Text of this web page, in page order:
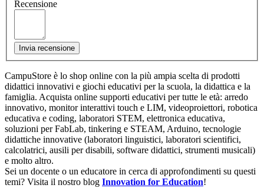
Recensione
Invia recensione
CampuStore è lo shop online con la più ampia scelta di prodotti
didattici innovativi e giochi educativi per la scuola, la didattica e la
famiglia. Acquista online supporti educativi per tutte le età: arredo
innovativo, monitor interattivi touch e LIM, videoproiettori, robotica
educativa e coding, laboratori STEM, elettronica educativa,
soluzioni per FabLab, tinkering e STEAM, Arduino, tecnologie
didattiche innovative (laboratori linguistici, laboratori scientifici,
calcolatrici, ausili per disabili, software didattici, strumenti musicali)
e molto altro.
Sei un docente o un educatore in cerca di approfondimenti su questi
temi? Visita il nostro blog Innovation for Education!